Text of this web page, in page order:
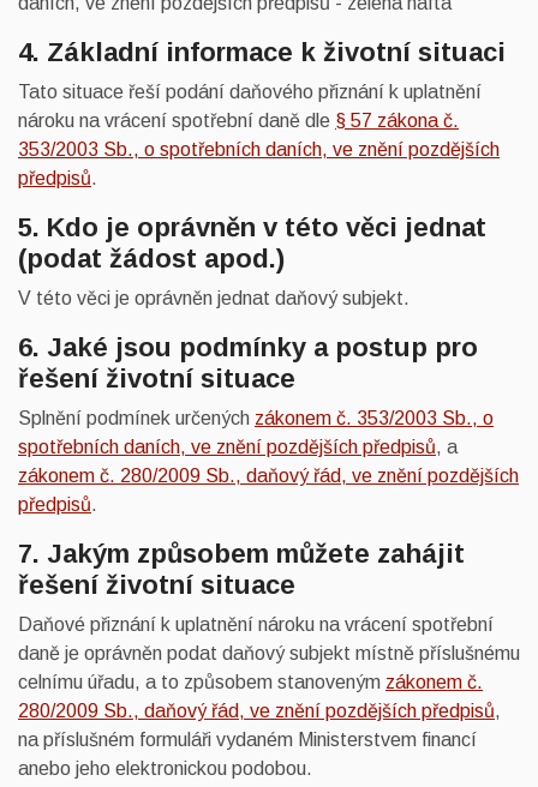
4. Základní informace k životní situaci
Tato situace řeší podání daňového přiznání k uplatnění
nároku na vrácení spotřební daně dle § 57 zákona č.
353/2003 Sb., o spotřebních daních, ve znění pozdějších
předpisů.
5. Kdo je oprávněn v této věci jednat
(podat žádost apod.)
V této věci je oprávněn jednat daňový subjekt.
6. Jaké jsou podmínky a postup pro
řešení životní situace
Splnění podmínek určených zákonem č. 353/2003 Sb., o
spotřebních daních, ve znění pozdějších předpisů, a
zákonem č. 280/2009 Sb., daňový řád, ve znění pozdějších
předpisů.
7. Jakým způsobem můžete zahájit
řešení životní situace
Daňové přiznání k uplatnění nároku na vrácení spotřební
daně je oprávněn podat daňový subjekt místně příslušnému
celnímu úřadu, a to způsobem stanoveným zákonem č.
280/2009 Sb., daňový řád, ve znění pozdějších předpisů,
na příslušném formuláři vydaném Ministerstvem financí
anebo jeho elektronickou podobou.